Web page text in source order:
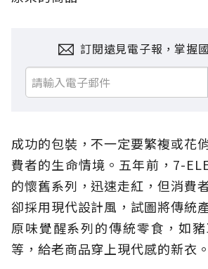
訂閱遠見電子報，掌握
成功的包裝，不一定要繁複或花
費者的生命情境。五年前，7-
的懷舊系列，迅速走紅，但消費
卻採用現代設計風，試圖將傳統
原味覺醒系列的傳統零食，如
等，給老商品穿上現代感的新衣。